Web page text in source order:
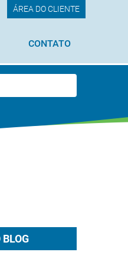
ÁREA DO CLIENTE
CONTATO